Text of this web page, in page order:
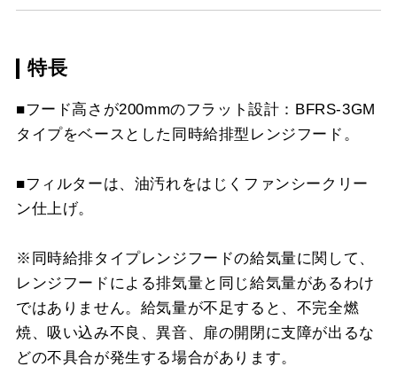
スクロールできます
CH-BFE-5075 BK
CH-BFE-5075 SI ¥30,800（税抜価格 ￥
CH-BFE-5090 SI
CH-BFE-5060 W
CH-BFE-5060 SI ¥27,390（税抜価格 ￥
CH-BFE-5075 W
CH-BFE-5075 SI ¥30,800（税抜価格 ￥
CH-BFE-5090 BK ¥30,360（税抜価格 ￥
CH-BFE-5090 W ¥30,360（税抜価格 ￥
スクロールできます
CSF16-4001
スクロールできます
特長
■フード高さが200mmのフラット設計：BFRS-3GM
タイプをベースとした同時給排型レンジフード。
■フィルターは、油汚れをはじくファンシークリー
ン仕上げ。
※同時給排タイプレンジフードの給気量に関して、
レンジフードによる排気量と同じ給気量があるわけ
ではありません。給気量が不足すると、不完全燃
焼、吸い込み不良、異音、扉の開閉に支障が出るな
どの不具合が発生する場合があります。